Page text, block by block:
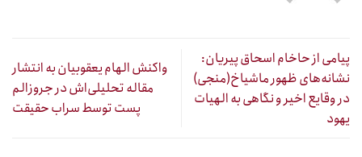
پیامی از حاخام اسحاق پیریان:
نشانه‌های ظهور ماشیاخ(منجی)
در وقایع اخیر و نگاهی به الهیات
یهود
واکنش الهام یعقوبیان به انتشار
مقاله تحلیلی‌اش در جروزالم
پست توسط سراب حقیقت